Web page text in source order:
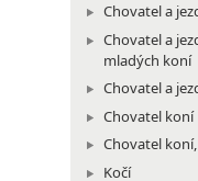
Chovatel a
Chovatel a
mladých koní
Chovatel a
Chovatel koní
Chovatel
Kočí